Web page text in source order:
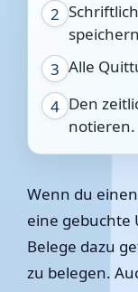
2
3 Alle
4 Den
notieren.
Wenn du
eine gebuchte
Belege dazu
zu belegen.